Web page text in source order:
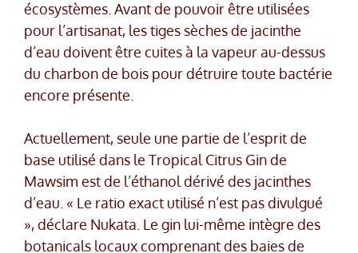
écosystèmes. Avant de pouvoir être utilisées
pour l’artisanat, les tiges sèches de jacinthe
d’eau doivent être cuites à la vapeur au-dessus
du charbon de bois pour détruire toute bactérie
encore présente.
Actuellement, seule une partie de l’esprit de
base utilisé dans le Tropical Citrus Gin de
Mawsim est de l’éthanol dérivé des jacinthes
d’eau. « Le ratio exact utilisé n’est pas divulgué
», déclare Nukata. Le gin lui-même intègre des
botanicals locaux comprenant des baies de